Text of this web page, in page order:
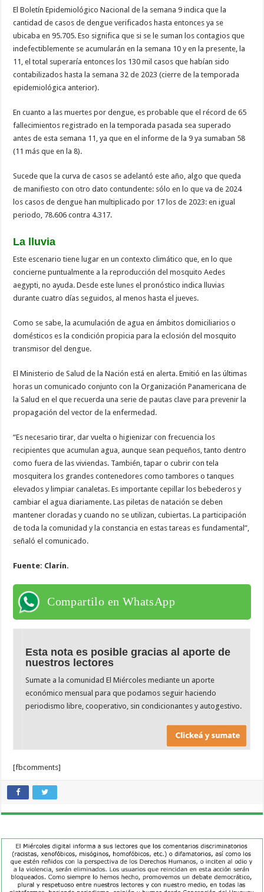
El Boletín Epidemiológico Nacional de la semana 9 indica que la
cantidad de casos de dengue verificados hasta entonces ya se
ubicaba en 95.705. Eso significa que si se le suman los contagios que
indefectiblemente se acumularán en la semana 10 y en la presente, la
11, el total superaría entonces los 130 mil casos que habían sido
contabilizados hasta la semana 32 de 2023 (cierre de la temporada
epidemiológica anterior).
En cuanto a las muertes por dengue, es probable que el récord de 65
fallecimientos registrado en la temporada pasada sea superado
antes de esta semana 11, ya que en el informe de la 9 ya sumaban 58
(11 más que en la 8).
Sucede que la curva de casos se adelantó este año, algo que queda
de manifiesto con otro dato contundente: sólo en lo que va de 2024
los casos de dengue han multiplicado por 17 los de 2023: en igual
periodo, 78.606 contra 4.317.
La lluvia
Este escenario tiene lugar en un contexto climático que, en lo que
concierne puntualmente a la reproducción del mosquito Aedes
aegypti, no ayuda. Desde este lunes el pronóstico indica lluvias
durante cuatro días seguidos, al menos hasta el jueves.
Como se sabe, la acumulación de agua en ámbitos domiciliarios o
domésticos es la condición propicia para la eclosión del mosquito
transmisor del dengue.
El Ministerio de Salud de la Nación está en alerta. Emitió en las últimas
horas un comunicado conjunto con la Organización Panamericana de
la Salud en el que recuerda una serie de pautas clave para prevenir la
propagación del vector de la enfermedad.
“Es necesario tirar, dar vuelta o higienizar con frecuencia los
recipientes que acumulan agua, aunque sean pequeños, tanto dentro
como fuera de las viviendas. También, tapar o cubrir con tela
mosquitera los grandes contenedores como tambores o tanques
elevados y limpiar canaletas. Es importante cepillar los bebederos y
cambiar el agua diariamente. Las piletas de natación se deben
mantener cloradas y cuando no se utilizan, cubiertas. La participación
de toda la comunidad y la constancia en estas tareas es fundamental”,
señaló el comunicado.
Fuente: Clarín.
Compartilo en WhatsApp
Esta nota es posible gracias al aporte de
nuestros lectores
Sumate a la comunidad El Miércoles mediante un aporte
económico mensual para que podamos seguir haciendo
periodismo libre, cooperativo, sin condicionantes y autogestivo.
[fbcomments]